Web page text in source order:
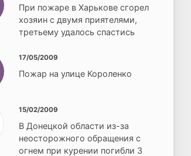
При пожаре в Харькове сгорел
хозяин с двумя приятелями,
третьему удалось спастись
17/05/2009
Пожар на улице Короленко
15/02/2009
В Донецкой области из-за
неосторожного обращения с
огнем при курении погибли 3